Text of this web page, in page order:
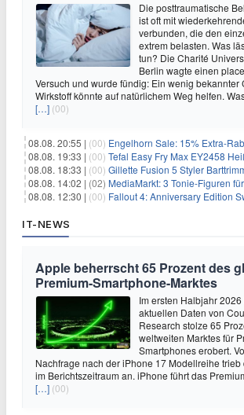
Die posttraumatische
ist oft mit
verbunden, die den
extrem belasten. Was
tun? Die Charité
Berlin wagte einen
Versuch und wurde fündig: Ein wenig bekannter
Wirkstoff könnte auf natürlichem Weg helfen.
[…] (00)
08.08. 20:55 | (00) Engelhorn Sale: 15% Extra-Rabatt on top
08.08. 19:33 | (00) Tefal Easy Fry Max EY2458
08.08. 18:33 | (00) Gillette Fusion 5 Styler Barttrimmer und
08.08. 14:02 | (02) MediaMarkt: 3 Tonie-Figuren
08.08. 12:30 | (00) Fallout 4: Anniversary Edition
IT-NEWS
Apple beherrscht 65 Prozent des
Premium-Smartphone-Marktes
Im ersten Halbjahr
aktuellen Daten von
Research stolze 65
weltweiten Marktes für
Smartphones erobert.
Nachfrage nach der iPhone 17 Modellreihe trieb
im Berichtszeitraum an. iPhone führt das
[…] (00)